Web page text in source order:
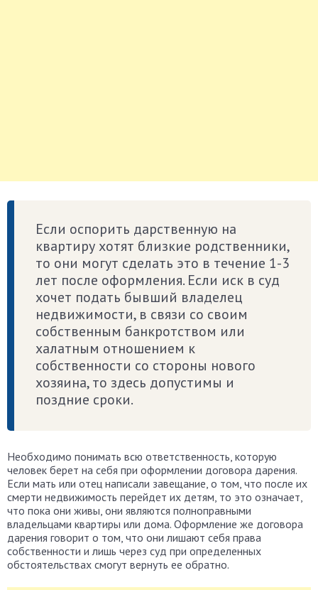
Если оспорить дарственную на
квартиру хотят близкие родственники,
то они могут сделать это в течение 1-3
лет после оформления. Если иск в суд
хочет подать бывший владелец
недвижимости, в связи со своим
собственным банкротством или
халатным отношением к
собственности со стороны нового
хозяина, то здесь допустимы и
поздние сроки.
Необходимо понимать всю ответственность, которую
человек берет на себя при оформлении договора дарения.
Если мать или отец написали завещание, о том, что после их
смерти недвижимость перейдет их детям, то это означает,
что пока они живы, они являются полноправными
владельцами квартиры или дома. Оформление же договора
дарения говорит о том, что они лишают себя права
собственности и лишь через суд при определенных
обстоятельствах смогут вернуть ее обратно.